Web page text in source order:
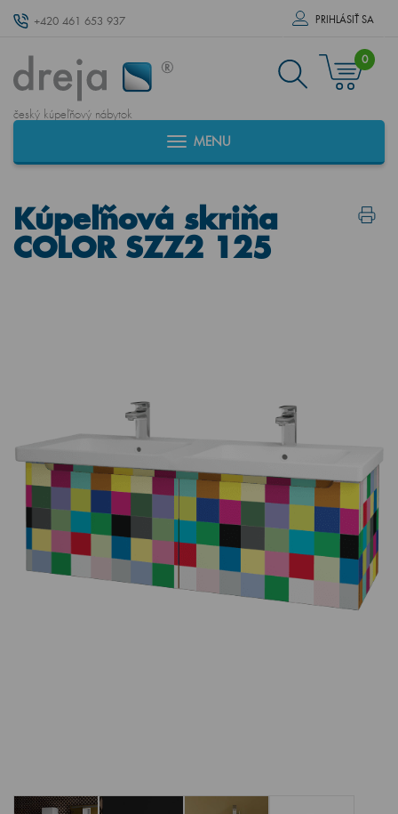
+420 461 653 937 PRIHLÁSIŤ SA
český kúpeľňový nábytok
0
MENU
Kúpeľňová skriňa
COLOR SZZ2 125